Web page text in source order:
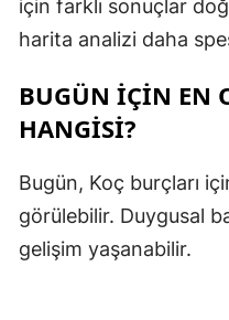
için farklı sonuçlar
harita analizi daha
BUGÜN IÇIN EN
HANGISI?
Bugün, Koç burçları
görülebilir. Duygusal
gelişim yaşanabilir.